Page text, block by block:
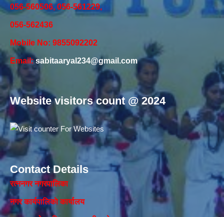
056-560506, 056-561229,
056-562436
Mobile No: 9855092202
Email:sabitaaryal234@gmail.com
Website visitors count @ 2024
Contact Details
रत्ननगर नगरपालिका
नगर कार्यपालिकाे कार्यालय‍